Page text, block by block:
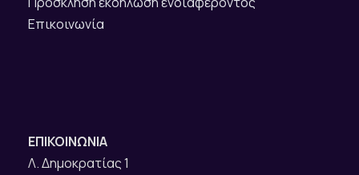
Επικοινωνία
ΕΠΙΚΟΙΝΩΝΙΑ
Λ. Δημοκρατίας 1